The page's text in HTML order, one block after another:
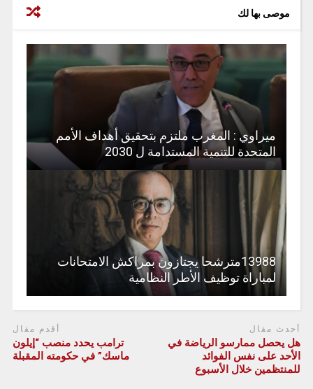
موصى بها لك
ميراوي : المغرب ملتزم بتحقيق أهداف الأمم
المتحدة للتنمية المستدامة ل 2030
13988مترشحا يجتازون بمراكش الامتحانات
لمباراة توظيف الأطر النظامية
أحدث مقال
هل يحصل ممارسو الرياضة في
الأحد على نفس الفوائد
للمنتظمين خلال الأسبوع
أقدم مقال
ترامب يحدد منصب “إيلون
ماسك” في حكومته المقبلة